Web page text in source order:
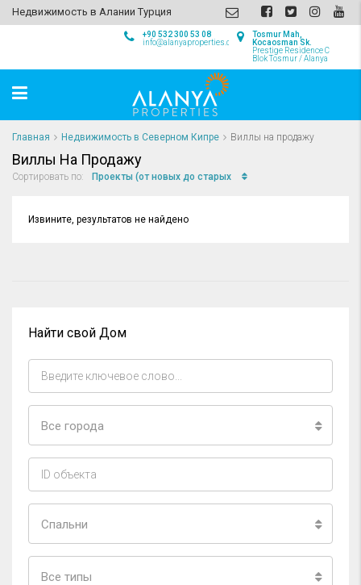
Недвижимость в Алании Турция
Tosmur Mah,
Kocaosman Sk.
Prestige Residence C
Blok Tosmur / Alanya
+90 532 300 53 08
info@alanyaproperties.com
Главная Недвижимость в Северном Кипре Виллы на продажу
Виллы На Продажу
Сортировать по: Проекты (от новых до старых
Извините, результатов не найдено
Найти свой Дом
Все города
Спальни
Все типы